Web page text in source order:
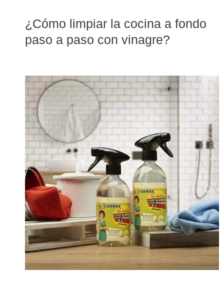
¿Cómo limpiar la cocina a fondo
paso a paso con vinagre?